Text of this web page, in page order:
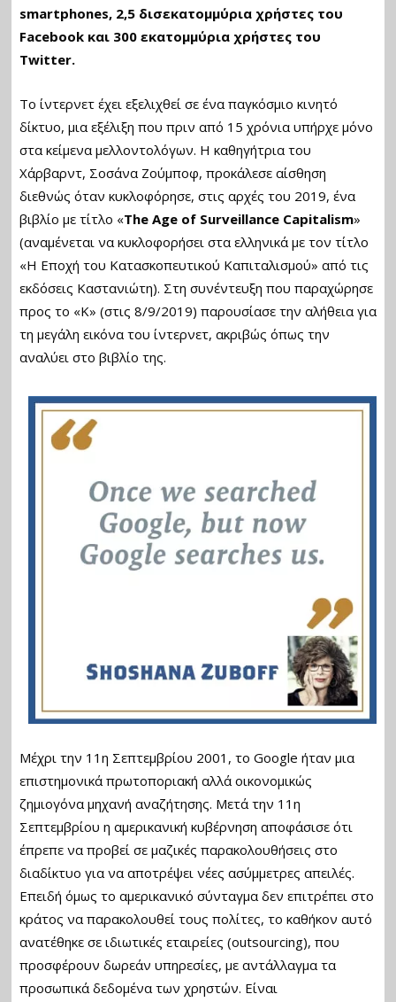
smartphones, 2,5 δισεκατομμύρια χρήστες του
Facebook και 300 εκατομμύρια χρήστες του
Twitter.
Το ίντερνετ έχει εξελιχθεί σε ένα παγκόσμιο κινητό
δίκτυο, μια εξέλιξη που πριν από 15 χρόνια υπήρχε μόνο
στα κείμενα μελλοντολόγων. Η καθηγήτρια του
Χάρβαρντ, Σοσάνα Ζούμποφ, προκάλεσε αίσθηση
διεθνώς όταν κυκλοφόρησε, στις αρχές του 2019, ένα
βιβλίο με τίτλο «The Age of Surveillance Capitalism»
(αναμένεται να κυκλοφορήσει στα ελληνικά με τον τίτλο
«Η Εποχή του Κατασκοπευτικού Καπιταλισμού» από τις
εκδόσεις Καστανιώτη). Στη συνέντευξη που παραχώρησε
προς το «Κ» (στις 8/9/2019) παρουσίασε την αλήθεια για
τη μεγάλη εικόνα του ίντερνετ, ακριβώς όπως την
αναλύει στο βιβλίο της.
Μέχρι την 11η Σεπτεμβρίου 2001, το Google ήταν μια
επιστημονικά πρωτοποριακή αλλά οικονομικώς
ζημιογόνα μηχανή αναζήτησης. Μετά την 11η
Σεπτεμβρίου η αμερικανική κυβέρνηση αποφάσισε ότι
έπρεπε να προβεί σε μαζικές παρακολουθήσεις στο
διαδίκτυο για να αποτρέψει νέες ασύμμετρες απειλές.
Επειδή όμως το αμερικανικό σύνταγμα δεν επιτρέπει στο
κράτος να παρακολουθεί τους πολίτες, το καθήκον αυτό
ανατέθηκε σε ιδιωτικές εταιρείες (outsourcing), που
προσφέρουν δωρεάν υπηρεσίες, με αντάλλαγμα τα
προσωπικά δεδομένα των χρηστών. Είναι